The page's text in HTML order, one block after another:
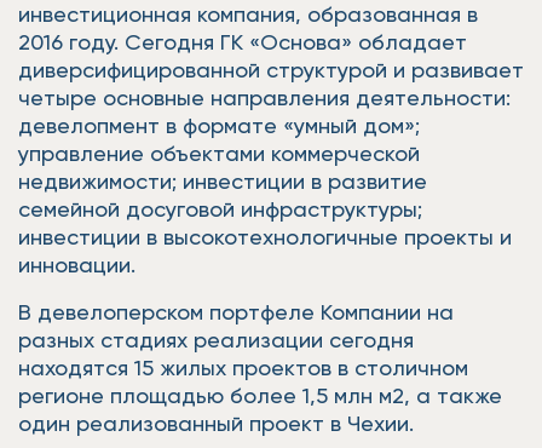
инвестиционная компания, образованная в
2016 году. Сегодня ГК «Основа» обладает
диверсифицированной структурой и развивает
четыре основные направления деятельности:
девелопмент в формате «умный дом»;
управление объектами коммерческой
недвижимости; инвестиции в развитие
семейной досуговой инфраструктуры;
инвестиции в высокотехнологичные проекты и
инновации.
В девелоперском портфеле Компании на
разных стадиях реализации сегодня
находятся 15 жилых проектов в столичном
регионе площадью более 1,5 млн м2, а также
один реализованный проект в Чехии.